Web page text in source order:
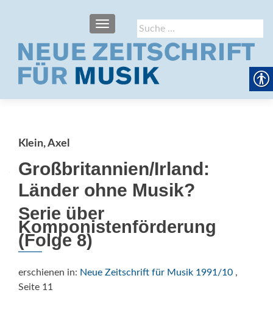
Suche
nach:
SCHALTE NAVIGATION
Klein, Axel
Großbritannien/Irland:
Länder ohne Musik?
Serie über
Komponistenförderung
(Folge 8)
erschienen in: Neue Zeitschrift für Musik 1991/10 ,
Seite 11